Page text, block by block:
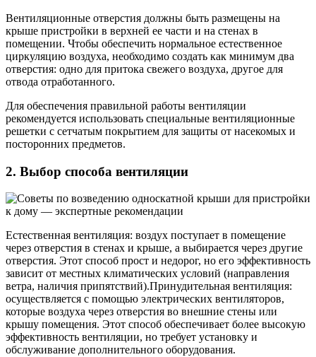
Вентиляционные отверстия должны быть размещены на
крыше пристройки в верхней ее части и на стенах в
помещении. Чтобы обеспечить нормальное естественное
циркуляцию воздуха, необходимо создать как минимум два
отверстия: одно для притока свежего воздуха, другое для
отвода отработанного.
Для обеспечения правильной работы вентиляции
рекомендуется использовать специальные вентиляционные
решетки с сетчатым покрытием для защиты от насекомых и
посторонних предметов.
2. Выбор способа вентиляции
Естественная вентиляция: воздух поступает в помещение
через отверстия в стенах и крыше, а выбирается через другие
отверстия. Этот способ прост и недорог, но его эффективность
зависит от местных климатических условий (направления
ветра, наличия припятствий).Принудительная вентиляция:
осуществляется с помощью электрических вентиляторов,
которые воздуха через отверстия во внешние стены или
крышу помещения. Этот способ обеспечивает более высокую
эффективность вентиляции, но требует установку и
обслуживание дополнительного оборудования.